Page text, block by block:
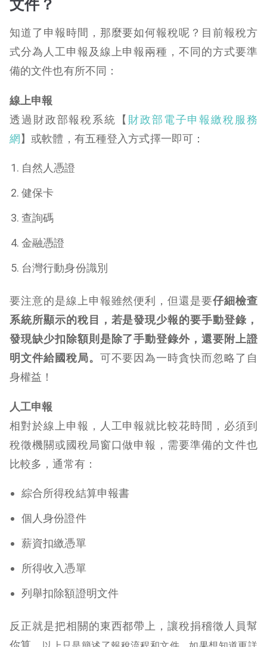
文件？
知道了申報時間，那麼要如何報稅呢？目前報稅方
式分為人工申報及線上申報兩種，不同的方式要準
備的文件也有所不同：
線上申報
透過財政部報稅系統 【 財政部電子申報繳稅服務
網】或軟體，有五種登入方式擇一即可：
自然人憑證
健保卡
查詢碼
金融憑證
台灣行動身份識別
要注意的是線上申報雖然便利，但還是要仔細檢查
系統所顯示的稅目，若是發現少報的要手動登錄，
發現缺少扣除額則是除了手動登錄外，還要附上證
明文件給國稅局。 可不要因為一時貪快而忽略了自
身權益！
人工申報
相對於線上申報，人工申報就比較花時間，必須到
稅徵機關或國稅局窗口做申報，需要準備的文件也
比較多，通常有：
綜合所得稅結算申報書
個人身份證件
薪資扣繳憑單
所得收入憑單
列舉扣除額證明文件
反正就是把相關的東西都帶上，讓稅捐稽徵人員幫